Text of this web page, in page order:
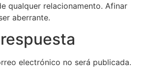
qualquer relacionamento. Afinar
aberrante.
electrónico no será publicada.